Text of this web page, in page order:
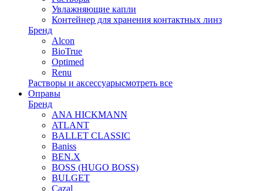
Увлажняющие капли
Контейнер для хранения контактных линз
Бренд
Alcon
BioTrue
Optimed
Renu
Растворы и аксессуарысмотреть все
Оправы
Бренд
ANA HICKMANN
ATLANT
BALLET CLASSIC
Baniss
BEN.X
BOSS (HUGO BOSS)
BULGET
Cazal